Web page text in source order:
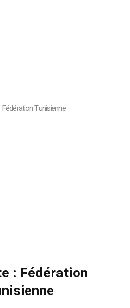
Fédération Tunisienne
: Fédération